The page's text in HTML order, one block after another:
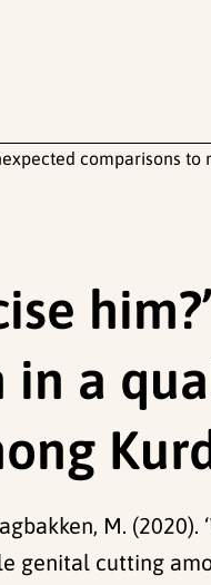
comparisons
in a
M.
genital cutting